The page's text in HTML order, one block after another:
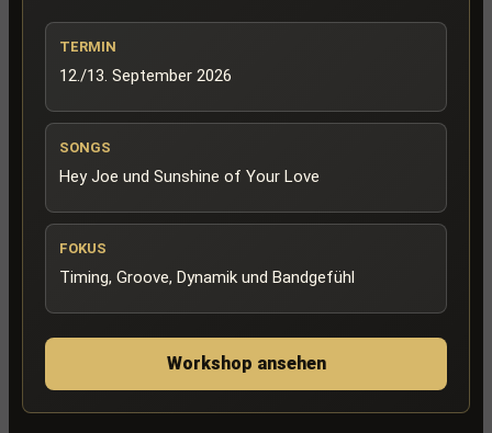
TERMIN
12./13. September 2026
SONGS
Hey Joe und Sunshine of Your Love
FOKUS
Timing, Groove, Dynamik und Bandgefühl
Workshop ansehen